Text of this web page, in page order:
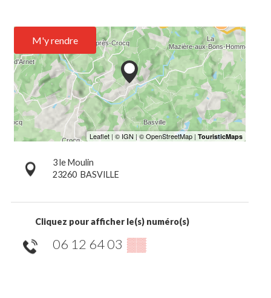
M'y rendre
3 le Moulin
23260 BASVILLE
Cliquez pour afficher le(s) numéro(s)
06 12 64 03 ▒▒